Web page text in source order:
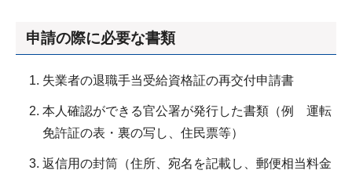
申請の際に必要な書類
失業者の退職手当受給資格証の再交付申請書
本人確認ができる官公署が発行した書類（例 運転
免許証の表・裏の写し、住民票等）
返信用の封筒（住所、宛名を記載し、郵便相当料金